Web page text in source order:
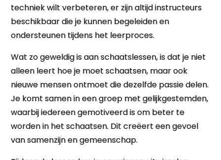
techniek wilt verbeteren, er zijn altijd instructeurs
beschikbaar die je kunnen begeleiden en
ondersteunen tijdens het leerproces.
Wat zo geweldig is aan schaatslessen, is dat je niet
alleen leert hoe je moet schaatsen, maar ook
nieuwe mensen ontmoet die dezelfde passie delen.
Je komt samen in een groep met gelijkgestemden,
waarbij iedereen gemotiveerd is om beter te
worden in het schaatsen. Dit creëert een gevoel
van samenzijn en gemeenschap.